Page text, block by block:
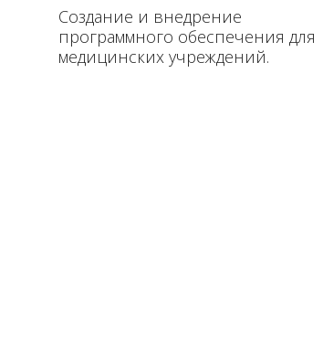
Создание и внедрение
программного обеспечения для
медицинских учреждений.